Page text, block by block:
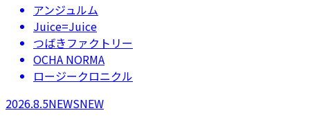
アンジュルム
Juice=Juice
つばきファクトリー
OCHA NORMA
ロージークロニクル
2026.8.5NEWSNEW